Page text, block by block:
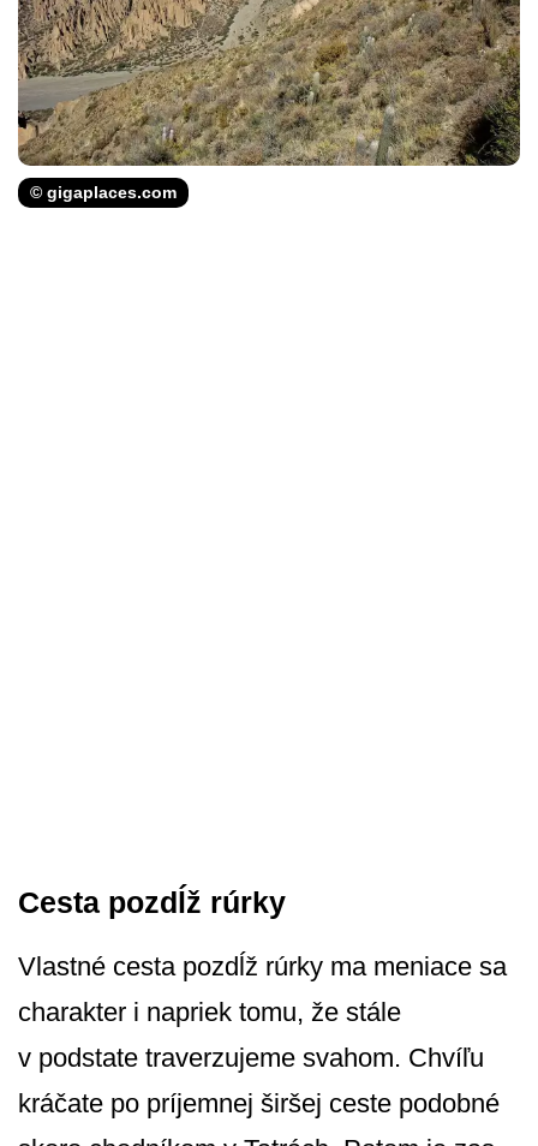
© gigaplaces.com
Cesta pozdĺž rúrky
Vlastné cesta pozdĺž rúrky ma meniace sa
charakter i napriek tomu, že stále
v podstate traverzujeme svahom. Chvíľu
kráčate po príjemnej širšej ceste podobné